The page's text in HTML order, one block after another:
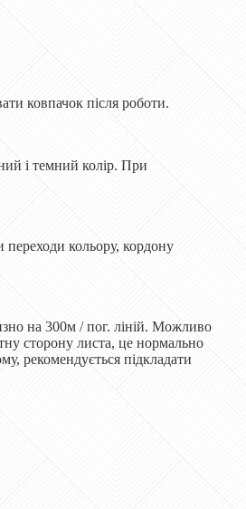
ковпачок після роботи.
і темний колір. При
переходи кольору, кордону
на 300м / пог. ліній. Можливо
сторону листа, це нормально
рекомендується підкладати